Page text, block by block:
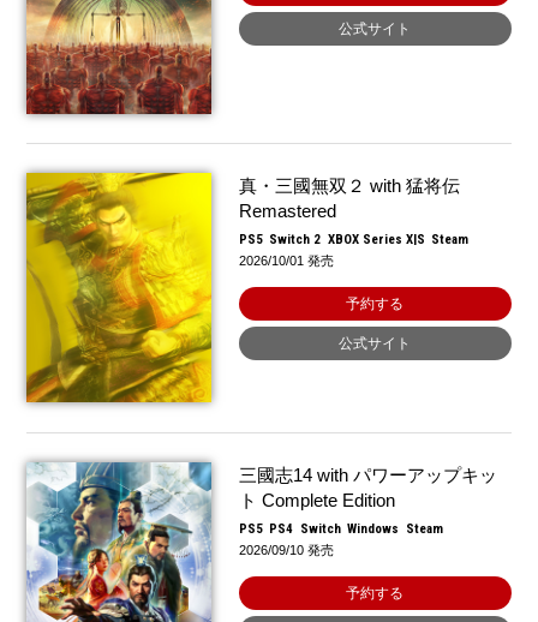
公式サイト
真・三國無双２ with 猛将伝
Remastered
PS5 Switch 2 XBOX Series X|S Steam
2026/10/01 発売
予約する
公式サイト
三國志14 with パワーアップキッ
ト Complete Edition
PS5 PS4 Switch Windows Steam
2026/09/10 発売
予約する